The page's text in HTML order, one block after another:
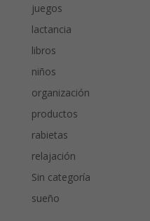
juegos
lactancia
libros
niños
organización
productos
rabietas
relajación
Sin categoría
sueño